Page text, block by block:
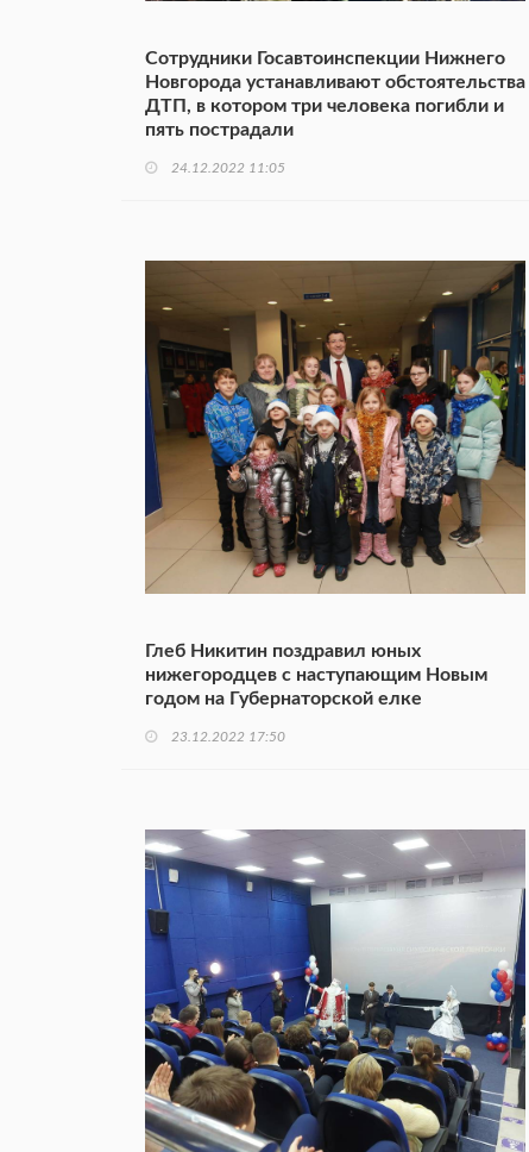
Сотрудники Госавтоинспекции Нижнего
Новгорода устанавливают обстоятельства
ДТП, в котором три человека погибли и
пять пострадали
24.12.2022 11:05
Глеб Никитин поздравил юных
нижегородцев с наступающим Новым
годом на Губернаторской елке
23.12.2022 17:50